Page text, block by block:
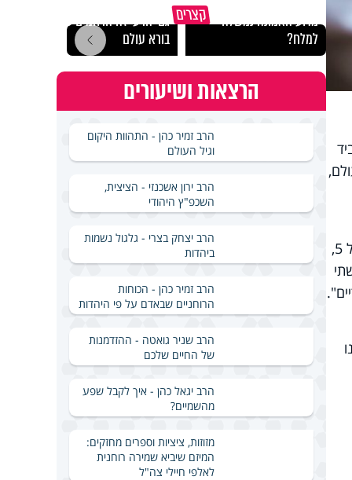
10% מהאנשים בעולם,
לראות אצל מרבית הילדים העדפה בולטת לאחת משתי הידיים. ההעדפה הזו מתבססת באופן מלא סביב גיל 5,
קצרים
מדוע האמונה נמשלה
למלח?
גם ׳הרע׳ זה הרחמים של
בורא עולם
הרצאות ושיעורים
הרב זמיר כהן - התהוות היקום
וגיל העולם
הרב ירון אשכנזי - הציצית,
השכפ"ץ היהודי
הרב יצחק בצרי - גלגול נשמות
ביהדות
הרב זמיר כהן - הכוחות
הרוחניים שבאדם על פי היהדות
הרב שניר גואטה - ההזדמנות
של החיים שלכם
הרב יגאל כהן - איך לקבל שפע
מהשמיים?
מזוזות, ציציות וספרים מחזקים:
המיזם שיביא שמירה רוחנית
לאלפי חיילי צה"ל